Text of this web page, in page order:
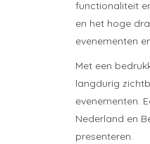
functionaliteit
en het hoge
evenementen
Met een
langdurig
evenementen.
Nederland en
presenteren.